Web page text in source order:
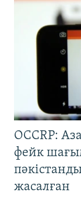
OCCRP:
фейк
жасалған